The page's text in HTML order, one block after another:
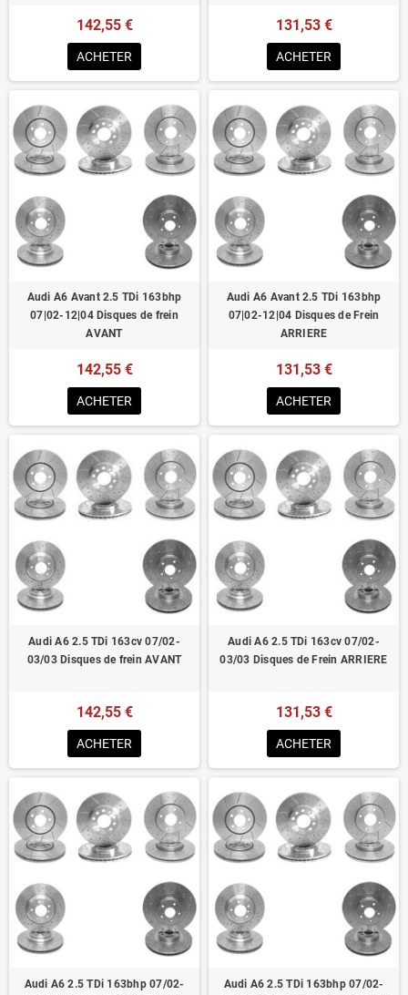
142,55 €
ACHETER
131,53 €
ACHETER
Audi A6 Avant 2.5 TDi 163bhp
07|02-12|04 Disques de frein
AVANT
142,55 €
ACHETER
Audi A6 Avant 2.5 TDi 163bhp
07|02-12|04 Disques de Frein
ARRIERE
131,53 €
ACHETER
Audi A6 2.5 TDi 163cv 07/02-
03/03 Disques de frein AVANT
142,55 €
ACHETER
Audi A6 2.5 TDi 163cv 07/02-
03/03 Disques de Frein ARRIERE
131,53 €
ACHETER
Audi A6 2.5 TDi 163bhp 07/02-
Audi A6 2.5 TDi 163bhp 07/02-